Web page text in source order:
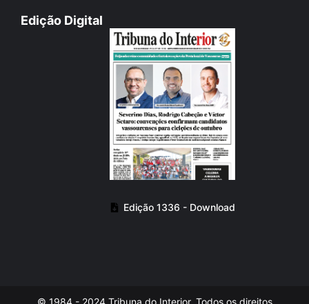
Edição Digital
Edição 1336 - Download
© 1984 - 2024 Tribuna do Interior. Todos os direitos